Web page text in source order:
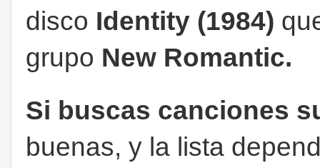
disco Identity (1984)
grupo New Romantic.
Si buscas canciones
buenas, y la lista